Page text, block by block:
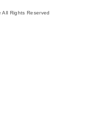
Rights Reserved